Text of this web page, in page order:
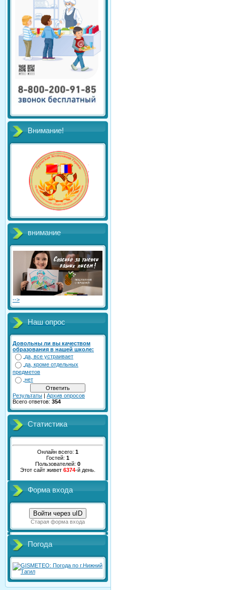
Внимание!
внимание
-->
Наш опрос
Довольны ли вы качеством
образования в нашей школе:
да, все устраивает
да, кроме отдельных
предметов
нет
Результаты | Архив опросов
Всего ответов: 354
Статистика
Онлайн всего: 1
Гостей: 1
Пользователей: 0
Этот сайт живет 6374-й день.
Форма входа
Войти через uID
Старая форма входа
Погода